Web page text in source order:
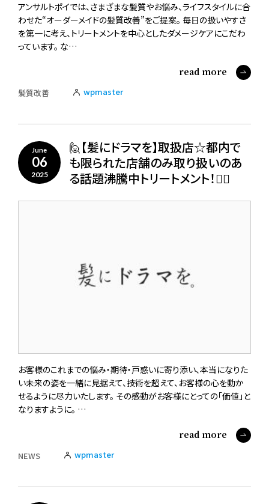
アンサルトポイでは、さまざまな髪質やお悩み、ライフスタイルに合
わせた“オーダーメイドの髪質改善”をご提案。 毎日の扱いやすさ
を第一に考え、トリートメントを中心としたダメージケアにこだわ
っています。 な…
read more
髪質改善 wpmaster
June
06
2025
🙋【髪にドラマを】取扱店☆都内で
も限られた店舗のみ取り扱いのあ
る話題沸騰中トリートメント！🙋‍♀️
お客様のこれまでの悩み・期待・戸惑いに寄り添い、本当になりた
い未来の姿を一緒に見据えて、技術を超えて、お客様の心を動か
せるように尽力いたします。 その感動がお客様にとっての「価値」と
なりますように。 …
read more
NEWS wpmaster